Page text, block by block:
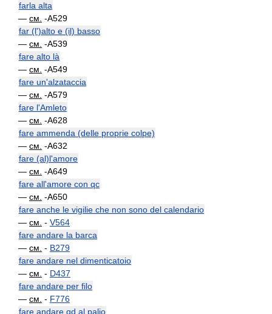
farla alta
— см. -A529
far (l')alto e (il) basso
— см. -A539
fare alto là
— см. -A549
fare un'alzataccia
— см. -A579
fare l'Amleto
— см. -A628
fare ammenda (delle proprie colpe)
— см. -A632
fare (al)l'amore
— см. -A649
fare all'amore con qc
— см. -A650
fare anche le vigilie che non sono del calendario
— см. - V564
fare andare la barca
— см. - B279
fare andare nel dimenticatoio
— см. - D437
fare andare per filo
— см. - F776
fare andare qd al palio